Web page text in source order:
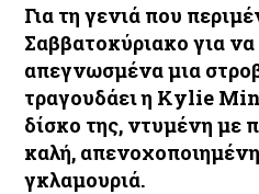
Για τη γενιά που
Σαββατοκύριακο για
απεγνωσμένα μια
τραγουδάει η Kylie
δίσκο της, ντυμένη με
καλή,
γκλαμουριά.